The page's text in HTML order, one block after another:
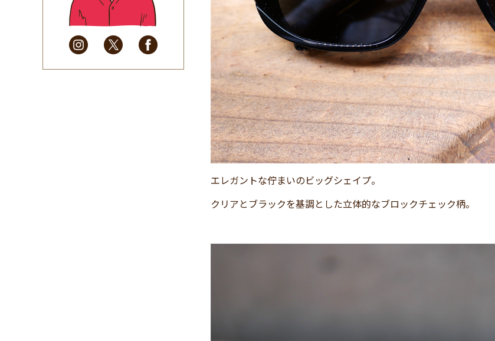
2025年4月
(32)
2025年3月(31)
2025年2月
(28)
2025年1月
(34)
エレガントな佇まいのビッグシェイプ。
クリアとブラックを基調とした立体的なブロックチェック柄。